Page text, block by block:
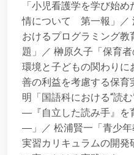
「小児看護学を学び始
情について 第一報」／
おけるプログラミング
題」／ 榊原久子「保育
環境と子どもの関わりに
善の利益を考慮する保育
明「国語科における“読
―『自立した読み手』を
―」／ 松浦賢一「青少
実習カリキュラムの開